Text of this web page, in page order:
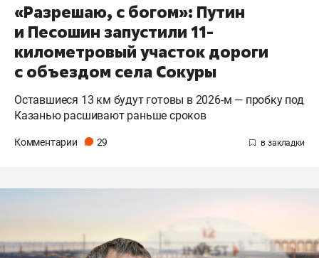
«Разрешаю, с богом»: Путин
и Песошин запустили 11-
километровый участок дороги
с объездом села Сокуры
Оставшиеся 13 км будут готовы в 2026-м — пробку под
Казанью расшивают раньше сроков
Комментарии 29